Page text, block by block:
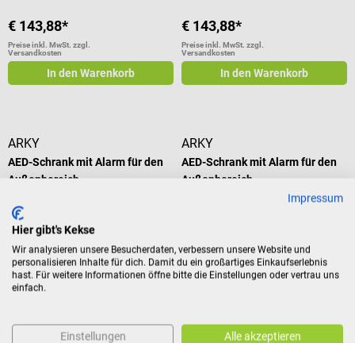
€ 143,88*
Preise inkl. MwSt. zzgl.
Versandkosten
In den Warenkorb
€ 143,88*
Preise inkl. MwSt. zzgl.
Versandkosten
In den Warenkorb
ARKY
AED-Schrank mit Alarm für den
Außenbereich
Für den Außenbereich & für
Temperaturen von bis zu - 45 °C
Durchschnittliche Bewertung von 5 von 5 Sternen
Variante:ohne
ARKY
AED-Schrank mit Alarm für den
Außenbereich
Für den Außenbereich & für
Durchschnittliche Bewertung von 5
Variante:mit Heizelementen
Impressum
Hier gibt's Kekse
Wir analysieren unsere Besucherdaten, verbessern unsere Website und
personalisieren Inhalte für dich. Damit du ein großartiges Einkaufserlebnis
hast. Für weitere Informationen öffne bitte die Einstellungen oder vertrau uns
einfach.
Einstellungen Alle akzeptieren